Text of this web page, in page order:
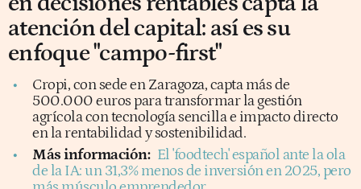
atención del capital: así es su
enfoque "campo-first"
Cropi, con sede en Zaragoza, capta más de
500.000 euros para transformar la gestión
agrícola con tecnología sencilla e impacto directo
en la rentabilidad y sostenibilidad.
Más información: El 'foodtech' español ante la ola
de la IA: un 31,3% menos de inversión en 2025, pero